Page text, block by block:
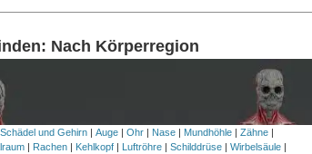
Nach Körperregion
Schädel und Gehirn |Auge |Ohr Nase Mundhöhle |Zähne
Rachen Kehlkopf Luftröhre |Schilddrüse |Wirbelsäule